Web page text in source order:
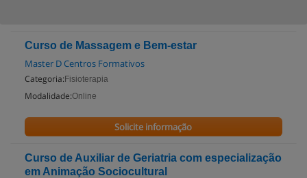
Curso de Massagem e Bem-estar
Master D Centros Formativos
Categoria: Fisioterapia
Modalidade:Online
Solicite informação
Curso de Auxiliar de Geriatria com especialização
em Animação Sociocultural